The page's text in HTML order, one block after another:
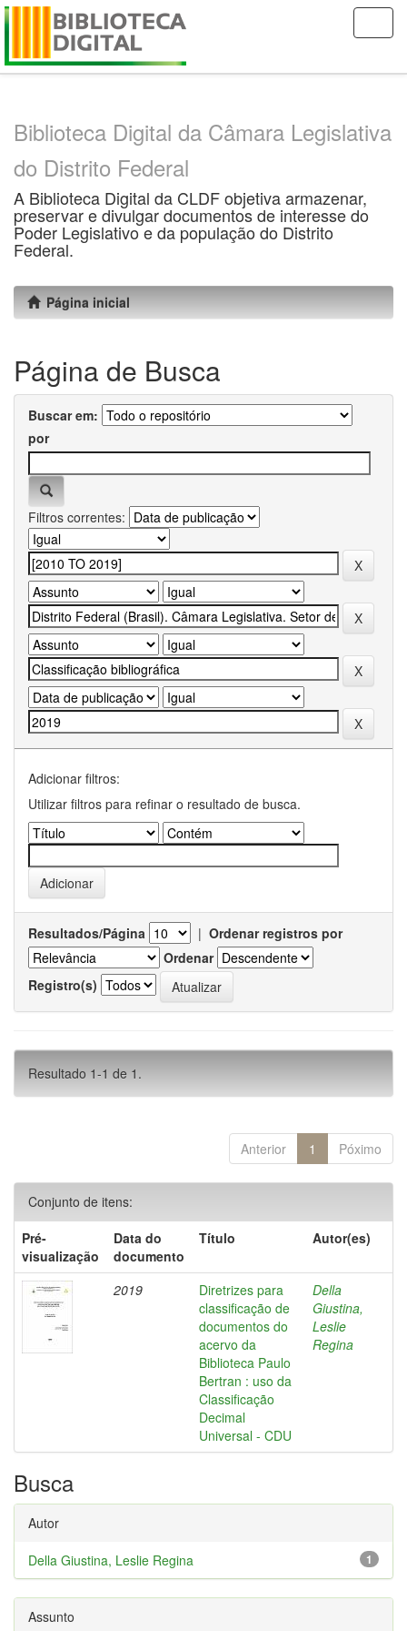
Skip
Biblioteca Digital da Câmara Legislativa
do Distrito Federal
A Biblioteca Digital da CLDF objetiva armazenar,
preservar e divulgar documentos de interesse do
Poder Legislativo e da população do Distrito
Federal.
Página inicial
Página de Busca
Buscar em:
por
Filtros correntes:
Adicionar filtros:
Utilizar filtros para refinar o resultado de busca.
Resultados/Página | Ordenar registros por
Ordenar
Registro(s)
Resultado 1-1 de 1.
Anterior 1 Póximo
Conjunto de itens:
Pré-
visualização
Data do
documento
Título Autor(es)
2019
Diretrizes para
classificação de
documentos do
acervo da
Biblioteca Paulo
Bertran : uso da
Classificação
Decimal
Universal - CDU
Della
Giustina,
Leslie
Regina
Busca
Autor
1
Della Giustina, Leslie Regina
Assunto